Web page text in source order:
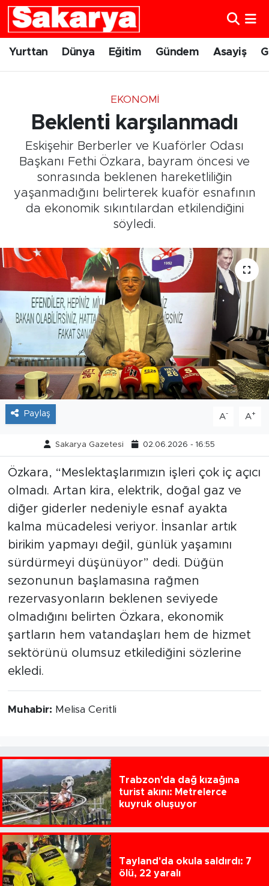
Yurttan Dünya Eğitim Gündem Asayiş
EKONOMI
Beklenti karşılanmadı
Eskişehir Berberler ve Kuaförler Odası
Başkanı Fethi Özkara, bayram öncesi ve
sonrasında beklenen hareketliliğin
yaşanmadığını belirterek kuaför esnafının
da ekonomik sıkıntılardan etkilendiğini
söyledi.
Paylaş A- A+
Sakarya Gazetesi 02.06.2026 - 16:55
Özkara, “Meslektaşlarımızın işleri çok iç açıcı
olmadı. Artan kira, elektrik, doğal gaz ve
diğer giderler nedeniyle esnaf ayakta
kalma mücadelesi veriyor. İnsanlar artık
birikim yapmayı değil, günlük yaşamını
sürdürmeyi düşünüyor” dedi. Düğün
sezonunun başlamasına rağmen
rezervasyonların beklenen seviyede
olmadığını belirten Özkara, ekonomik
şartların hem vatandaşları hem de hizmet
sektörünü olumsuz etkilediğini sözlerine
ekledi.
Muhabir: Melisa Ceritli
Trabzon'da dağ kızağına
turist akını: Metrelerce
kuyruk oluşuyor
Tayland'da okula saldırdı: 7
ölü, 22 yaralı
Yurttan
Eskişehirspor
Spor
Kültür Sanat
Tarihçe
Resmi İlanlar
Söyleşi
Foto Şaka
Teknoloji
Politika
Eskişehir Nöbetçi Eczaneler
Süper Lig Puan Durumu ve Fikstür
Tüm Manşetler
Son Dakika Haberleri
Haber Arşivi